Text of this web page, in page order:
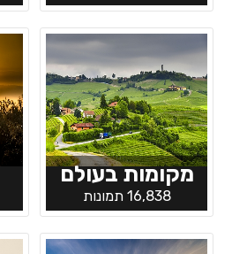
מקומות בעולם
16,838 תמונות